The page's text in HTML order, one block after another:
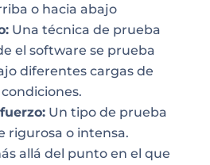
o hacia abajo
Una técnica de prueba
el software se prueba
diferentes cargas de
Un tipo de prueba
rigurosa o intensa.
allá del punto en el que